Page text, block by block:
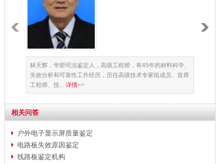
林天辉，华碧司法鉴定人，高级工程师，有45年的材料科学、
失效分析和可靠性工作经历，历任高级技术专家组成员、首席
工程师、技... 详情>>
相关问答
户外电子显示屏质量鉴定
电路板失效原因鉴定
线路板鉴定机构